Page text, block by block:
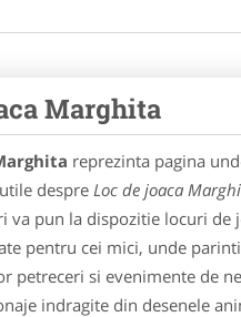
Marghita
reprezinta pagina
despre Loc de joaca
va pun la dispozitie locuri de
pentru cei mici, unde
petreceri si evenimente de
indragite din desenele